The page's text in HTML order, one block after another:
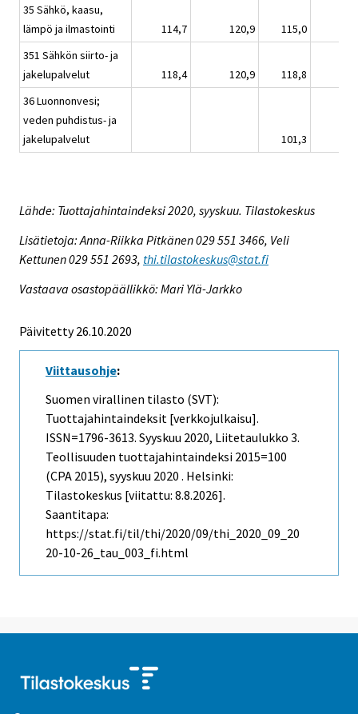
35 Sähkö, kaasu,
lämpö ja ilmastointi
114,7 120,9
115,0
351 Sähkön siirto- ja
jakelupalvelut
118,4 120,9
118,8
36 Luonnonvesi;
veden puhdistus- ja
jakelupalvelut
101,3
Lähde: Tuottajahintaindeksi 2020, syyskuu. Tilastokeskus
Lisätietoja: Anna-Riikka Pitkänen 029 551 3466, Veli
Kettunen 029 551 2693, thi.tilastokeskus@stat.fi
Vastaava osastopäällikkö: Mari Ylä-Jarkko
Päivitetty 26.10.2020
Viittausohje:
Suomen virallinen tilasto (SVT):
Tuottajahintaindeksit [verkkojulkaisu].
ISSN=1796-3613. Syyskuu 2020, Liitetaulukko 3.
Teollisuuden tuottajahintaindeksi 2015=100
(CPA 2015), syyskuu 2020 . Helsinki:
Tilastokeskus [viitattu: 8.8.2026].
Saantitapa:
https://stat.fi/til/thi/2020/09/thi_2020_09_20
20-10-26_tau_003_fi.html